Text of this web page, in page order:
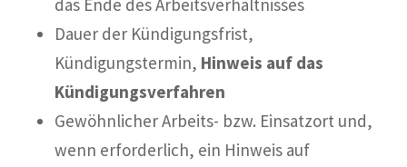
das Ende des Arbeitsverhältnisses
Dauer der Kündigungsfrist,
Kündigungstermin, Hinweis auf das
Kündigungsverfahren
Gewöhnlicher Arbeits- bzw. Einsatzort und,
wenn erforderlich, ein Hinweis auf